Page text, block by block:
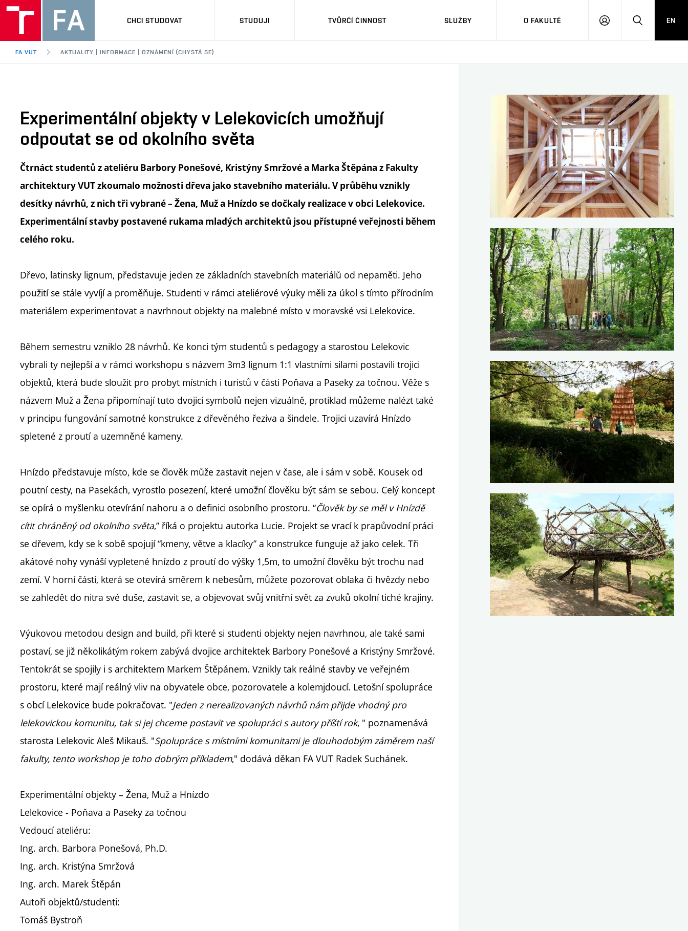
CHCI STUDOVAT STUDUJI TVŮRČÍ ČINNOST SLUŽBY O FAKULTĚ
PŘIHLÁSITHLEDAT
EN
FA VUT AKTUALITY | INFORMACE | OZNÁMENÍ (CHYSTÁ SE)
Experimentální objekty v Lelekovicích umožňují
odpoutat se od okolního světa
Čtrnáct studentů z ateliéru Barbory Ponešové, Kristýny Smržové a Marka Štěpána z Fakulty
architektury VUT zkoumalo možnosti dřeva jako stavebního materiálu. V průběhu vznikly
desítky návrhů, z nich tři vybrané – Žena, Muž a Hnízdo se dočkaly realizace v obci Lelekovice.
Experimentální stavby postavené rukama mladých architektů jsou přístupné veřejnosti během
celého roku.
Dřevo, latinsky lignum, představuje jeden ze základních stavebních materiálů od nepaměti. Jeho
použití se stále vyvíjí a proměňuje. Studenti v rámci ateliérové výuky měli za úkol s tímto přírodním
materiálem experimentovat a navrhnout objekty na malebné místo v moravské vsi Lelekovice.
Během semestru vzniklo 28 návrhů. Ke konci tým studentů s pedagogy a starostou Lelekovic
vybrali ty nejlepší a v rámci workshopu s názvem 3m3 lignum 1:1 vlastními silami postavili trojici
objektů, která bude sloužit pro probyt místních i turistů v části Poňava a Paseky za točnou. Věže s
názvem Muž a Žena připomínají tuto dvojici symbolů nejen vizuálně, protiklad můžeme nalézt také
v principu fungování samotné konstrukce z dřevěného řeziva a šindele. Trojici uzavírá Hnízdo
spletené z proutí a uzemněné kameny.
Hnízdo představuje místo, kde se člověk může zastavit nejen v čase, ale i sám v sobě. Kousek od
poutní cesty, na Pasekách, vyrostlo posezení, které umožní člověku být sám se sebou. Celý koncept
se opírá o myšlenku otevírání nahoru a o definici osobního prostoru. “Člověk by se měl v Hnízdě
cítit chráněný od okolního světa,” říká o projektu autorka Lucie. Projekt se vrací k prapůvodní práci
se dřevem, kdy se k sobě spojují “kmeny, větve a klacíky” a konstrukce funguje až jako celek. Tři
akátové nohy vynáší vypletené hnízdo z proutí do výšky 1,5m, to umožní člověku být trochu nad
zemí. V horní části, která se otevírá směrem k nebesům, můžete pozorovat oblaka či hvězdy nebo
se zahledět do nitra své duše, zastavit se, a objevovat svůj vnitřní svět za zvuků okolní tiché krajiny.
Výukovou metodou design and build, při které si studenti objekty nejen navrhnou, ale také sami
postaví, se již několikátým rokem zabývá dvojice architektek Barbory Ponešové a Kristýny Smržové.
Tentokrát se spojily i s architektem Markem Štěpánem. Vznikly tak reálné stavby ve veřejném
prostoru, které mají reálný vliv na obyvatele obce, pozorovatele a kolemjdoucí. Letošní spolupráce
s obcí Lelekovice bude pokračovat. "Jeden z nerealizovaných návrhů nám přijde vhodný pro
lelekovickou komunitu, tak si jej chceme postavit ve spolupráci s autory příští rok, " poznamenává
starosta Lelekovic Aleš Mikauš. "Spolupráce s místními komunitami je dlouhodobým záměrem naší
fakulty, tento workshop je toho dobrým příkladem," dodává děkan FA VUT Radek Suchánek.
Experimentální objekty – Žena, Muž a Hnízdo
Lelekovice - Poňava a Paseky za točnou
Vedoucí ateliéru:
Ing. arch. Barbora Ponešová, Ph.D.
Ing. arch. Kristýna Smržová
Ing. arch. Marek Štěpán
Autoři objektů/studenti:
Tomáš Bystroň